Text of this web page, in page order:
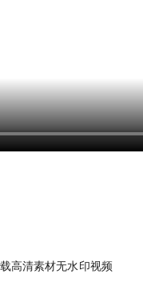
高清素材无水印视频